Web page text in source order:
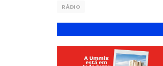
RÁDIO